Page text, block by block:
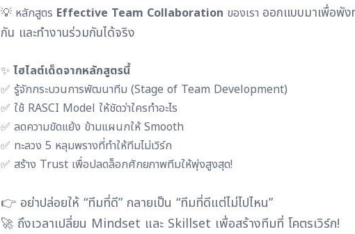
💡 หลักสูตร Effective Team Collaboration ของเรา ออกแบบมาเพื่อพั
กัน และทำงานร่วมกันได้จริง
✨ ไฮไลต์เด็ดจากหลักสูตรนี้
✅ รู้จักกระบวนการพัฒนาทีม (Stage of Team Development)
✅ ใช้ RASCI Model ให้ชัดว่าใครทำอะไร
✅ ลดความขัดแย้ง ข้ามแผนกให้ Smooth
✅ ทะลวง 5 หลุมพรางที่ทำให้ทีมไม่เวิร์ก
✅ สร้าง Trust เพื่อปลดล็อกศักยภาพทีมให้พุ่งสูงสุด!
👉 อย่าปล่อยให้ “ทีมที่ดี” กลายเป็น “ทีมที่ดีแต่ไม่ไปไหน”
🚀 ถึงเวลาเปลี่ยน Mindset และ Skillset เพื่อสร้างทีมที่ โคตรเวิร์ก!